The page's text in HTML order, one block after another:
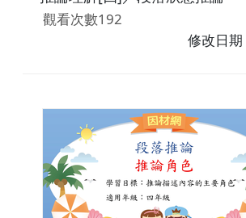
觀看次數192
修改日